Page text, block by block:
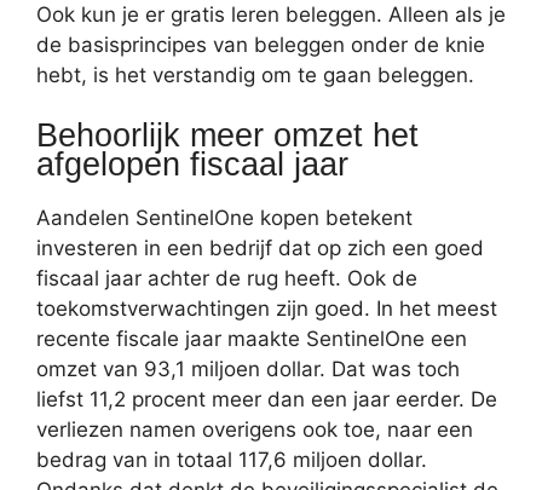
Ook kun je er gratis leren beleggen. Alleen als je
de basisprincipes van beleggen onder de knie
hebt, is het verstandig om te gaan beleggen.
Behoorlijk meer omzet het
afgelopen fiscaal jaar
Aandelen SentinelOne kopen betekent
investeren in een bedrijf dat op zich een goed
fiscaal jaar achter de rug heeft. Ook de
toekomstverwachtingen zijn goed. In het meest
recente fiscale jaar maakte SentinelOne een
omzet van 93,1 miljoen dollar. Dat was toch
liefst 11,2 procent meer dan een jaar eerder. De
verliezen namen overigens ook toe, naar een
bedrag van in totaal 117,6 miljoen dollar.